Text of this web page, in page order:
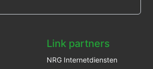
Link partners
NRG Internetdiensten